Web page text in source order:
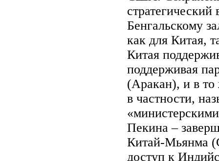
Бенгальскому
как для Китая,
Китая
поддерживая
(Аракан), и в то
в частности,
Пекина –
Китай-Мьянма
доступ к